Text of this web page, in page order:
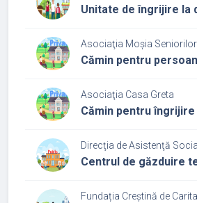
Unitate de îngrijire la
Asociaţia Moșia Seniorilor
Cămin pentru
Asociaţia Casa Greta
Cămin pentru
Direcţia de Asistenţă
Centrul de găzduire
Fundația Creștină de